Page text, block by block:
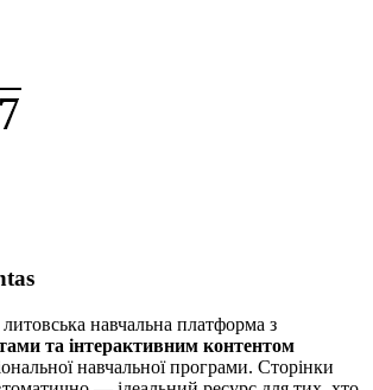
навчальна платформа з
та інтерактивним контентом
навчальної програми. Сторінки